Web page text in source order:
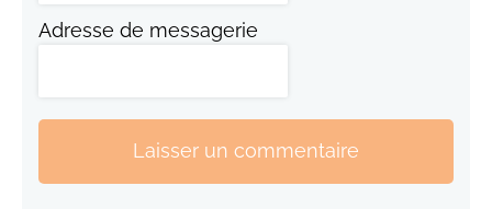
Adresse de messagerie
Laisser un commentaire